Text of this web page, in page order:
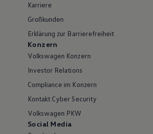
Karriere
Großkunden
Erklärung zur Barrierefreiheit
Konzern
Volkswagen Konzern
Investor Relations
Compliance im Konzern
Kontakt Cyber Security
Volkswagen PKW
Social Media